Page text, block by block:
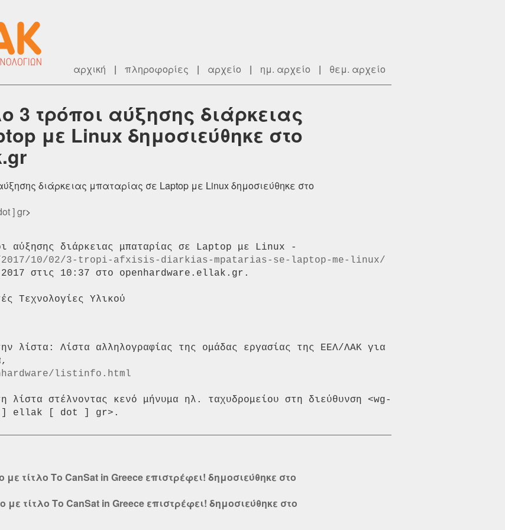
αρχική | πληροφορίες | αρχείο | ημ. αρχείο | θεμ. αρχείο
3 τρόποι αύξησης διάρκειας
με Linux δημοσιεύθηκε στο
διάρκειας μπαταρίας σε Laptop με Linux δημοσιεύθηκε στο
] gr>
10/02/3-tropi-afxisis-diarkias-mpatarias-se-laptop-me-linux/
2017 στις 10:37 στο openhardware.ellak.gr.
λίστα: Λίστα αλληλογραφίας της ομάδας εργασίας της ΕΕΛ/ΛΑΚ για
listinfo.html
λίστα στέλνοντας κενό μήνυμα ηλ. ταχυδρομείου στη διεύθυνση <wg-
με τίτλο Το CanSat in Greece επιστρέφει! δημοσιεύθηκε στο
με τίτλο Το CanSat in Greece επιστρέφει! δημοσιεύθηκε στο